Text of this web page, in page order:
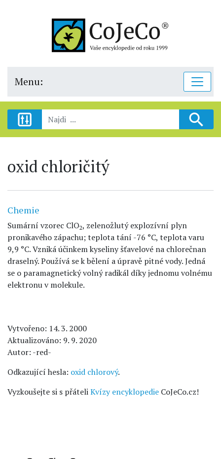
Menu:
oxid chloričitý
Chemie
Sumární vzorec ClO2, zelenožlutý explozívní plyn
pronikavého zápachu; teplota tání -76 °C, teplota varu
9,9 °C. Vzniká účinkem kyseliny šťavelové na chlorečnan
draselný. Používá se k bělení a úpravě pitné vody. Jedná
se o paramagnetický volný radikál díky jednomu volnému
elektronu v molekule.
Vytvořeno: 14. 3. 2000
Aktualizováno: 9. 9. 2020
Autor: -red-
Odkazující hesla: oxid chlorový.
Vyzkoušejte si s přáteliKvízy encyklopedie CoJeCo.cz!